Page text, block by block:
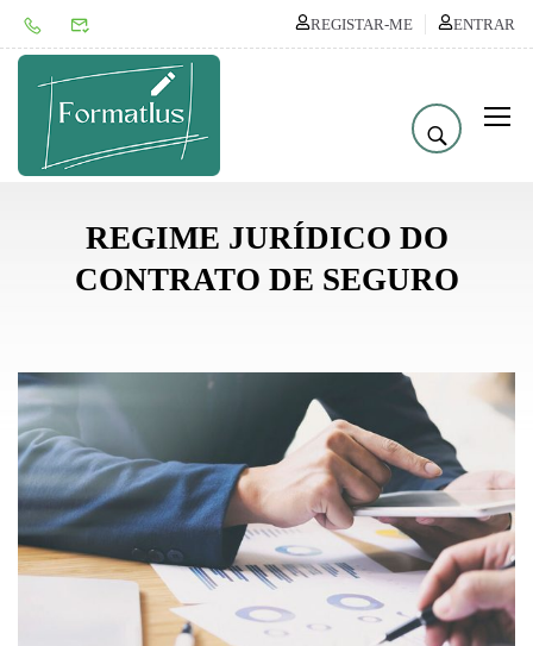
REGISTAR-ME ENTRAR
REGIME JURÍDICO DO
CONTRATO DE SEGURO